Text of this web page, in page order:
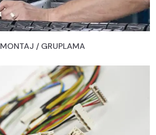
MONTAJ / GRUPLAMA